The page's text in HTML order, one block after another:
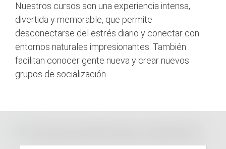
Nuestros cursos son una experiencia intensa,
divertida y memorable, que permite
desconectarse del estrés diario y conectar con
entornos naturales impresionantes. También
facilitan conocer gente nueva y crear nuevos
grupos de socialización.